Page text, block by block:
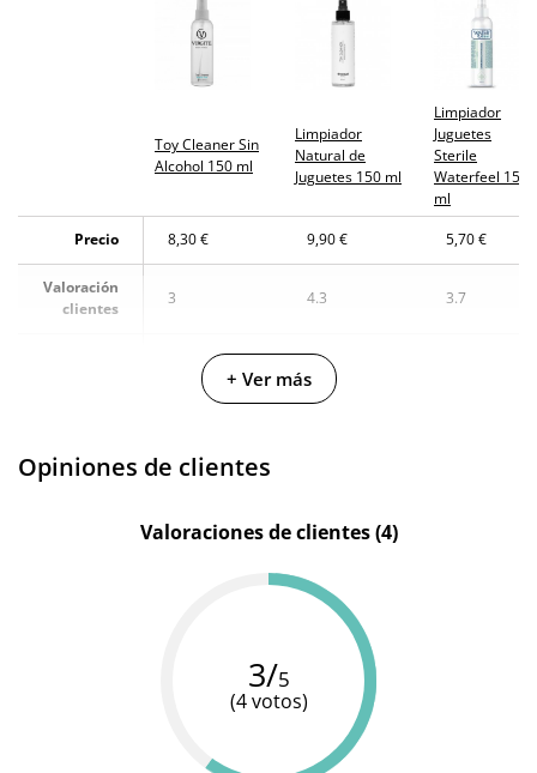
Toy Cleaner Sin
Alcohol 150 ml
Limpiador
Natural de
Juguetes 150 ml
Limpiador
Juguetes
Sterile
Waterfeel 150
ml
Precio
8,30 € 9,90 € 5,70 €
Valoración
clientes
3 4.3 3.7
Virgite Diversual
Transparente Transparente
Cantidad 150 ml
+ Ver más
Opiniones de clientes
Valoraciones de clientes (4)
3/5
(4 votos)